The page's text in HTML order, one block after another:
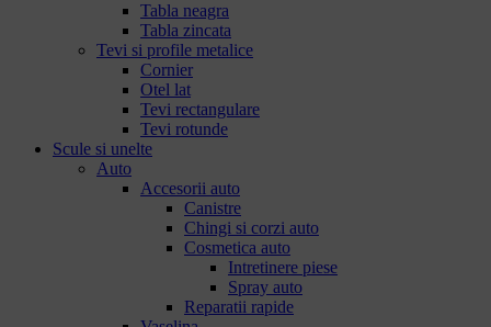
Tabla neagra
Tabla zincata
Tevi si profile metalice
Cornier
Otel lat
Tevi rectangulare
Tevi rotunde
Scule si unelte
Auto
Accesorii auto
Canistre
Chingi si corzi auto
Cosmetica auto
Intretinere piese
Spray auto
Reparatii rapide